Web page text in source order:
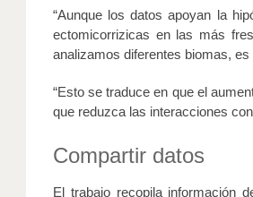
“Aunque los datos apoyan la
ectomicorrizicas en las más
analizamos diferentes biomas,
“Esto se traduce en que el
que reduzca las interacciones
Compartir datos
El trabajo recopila información